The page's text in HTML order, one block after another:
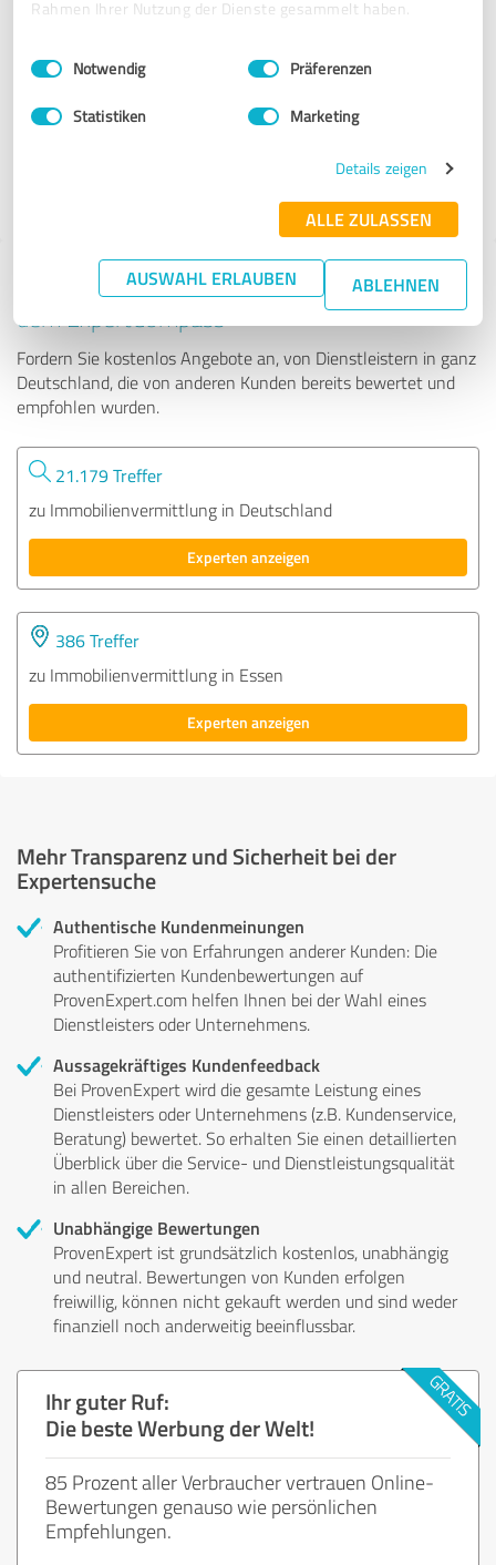
Rahmen Ihrer Nutzung der Dienste gesammelt haben.
Impressum Datenschutzbestimmungen
Einwilligungsauswahl
Notwendig Präferenzen
Statistiken Marketing
Details zeigen
ALLE ZULASSEN
AUSWAHL ERLAUBEN ABLEHNEN
Immobilienvermittlung
VON POLL IMMOBILIEN Hamburg - Elbvororte
Tipp: Die passenden Experten finden - mit
dem ExpertCompass
Fordern Sie kostenlos Angebote an, von Dienstleistern in ganz
Deutschland, die von anderen Kunden bereits bewertet und
empfohlen wurden.
21.179 Treffer
zu Immobilienvermittlung in Deutschland
Experten anzeigen
386 Treffer
zu Immobilienvermittlung in Essen
Experten anzeigen
Mehr Transparenz und Sicherheit bei der
Expertensuche
Authentische Kundenmeinungen
Profitieren Sie von Erfahrungen anderer Kunden: Die
authentifizierten Kundenbewertungen auf
ProvenExpert.com helfen Ihnen bei der Wahl eines
Dienstleisters oder Unternehmens.
Aussagekräftiges Kundenfeedback
Bei ProvenExpert wird die gesamte Leistung eines
Dienstleisters oder Unternehmens (z.B. Kundenservice,
Beratung) bewertet. So erhalten Sie einen detaillierten
Überblick über die Service- und Dienstleistungsqualität
in allen Bereichen.
Unabhängige Bewertungen
ProvenExpert ist grundsätzlich kostenlos, unabhängig
und neutral. Bewertungen von Kunden erfolgen
freiwillig, können nicht gekauft werden und sind weder
finanziell noch anderweitig beeinflussbar.
Ihr guter Ruf:
Die beste Werbung der Welt!
85 Prozent aller Verbraucher vertrauen Online-
Bewertungen genauso wie persönlichen
Empfehlungen.